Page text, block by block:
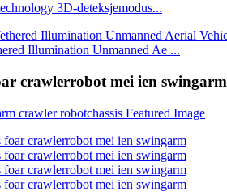
3D-deteksjemodus...
Illumination Unmanned Ae ...
crawlerrobot mei ien swingarm